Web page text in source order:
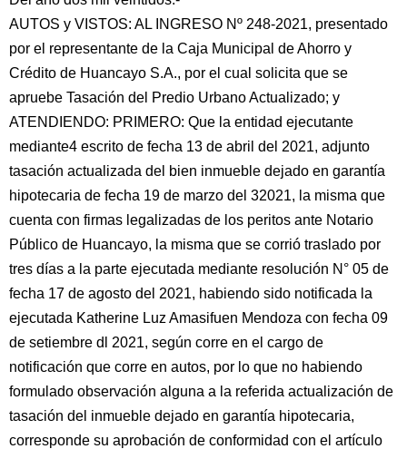
AUTOS y VISTOS: AL INGRESO Nº 248-2021, presentado
por el representante de la Caja Municipal de Ahorro y
Crédito de Huancayo S.A., por el cual solicita que se
apruebe Tasación del Predio Urbano Actualizado; y
ATENDIENDO: PRIMERO: Que la entidad ejecutante
mediante4 escrito de fecha 13 de abril del 2021, adjunto
tasación actualizada del bien inmueble dejado en garantía
hipotecaria de fecha 19 de marzo del 32021, la misma que
cuenta con firmas legalizadas de los peritos ante Notario
Público de Huancayo, la misma que se corrió traslado por
tres días a la parte ejecutada mediante resolución N° 05 de
fecha 17 de agosto del 2021, habiendo sido notificada la
ejecutada Katherine Luz Amasifuen Mendoza con fecha 09
de setiembre dl 2021, según corre en el cargo de
notificación que corre en autos, por lo que no habiendo
formulado observación alguna a la referida actualización de
tasación del inmueble dejado en garantía hipotecaria,
corresponde su aprobación de conformidad con el artículo